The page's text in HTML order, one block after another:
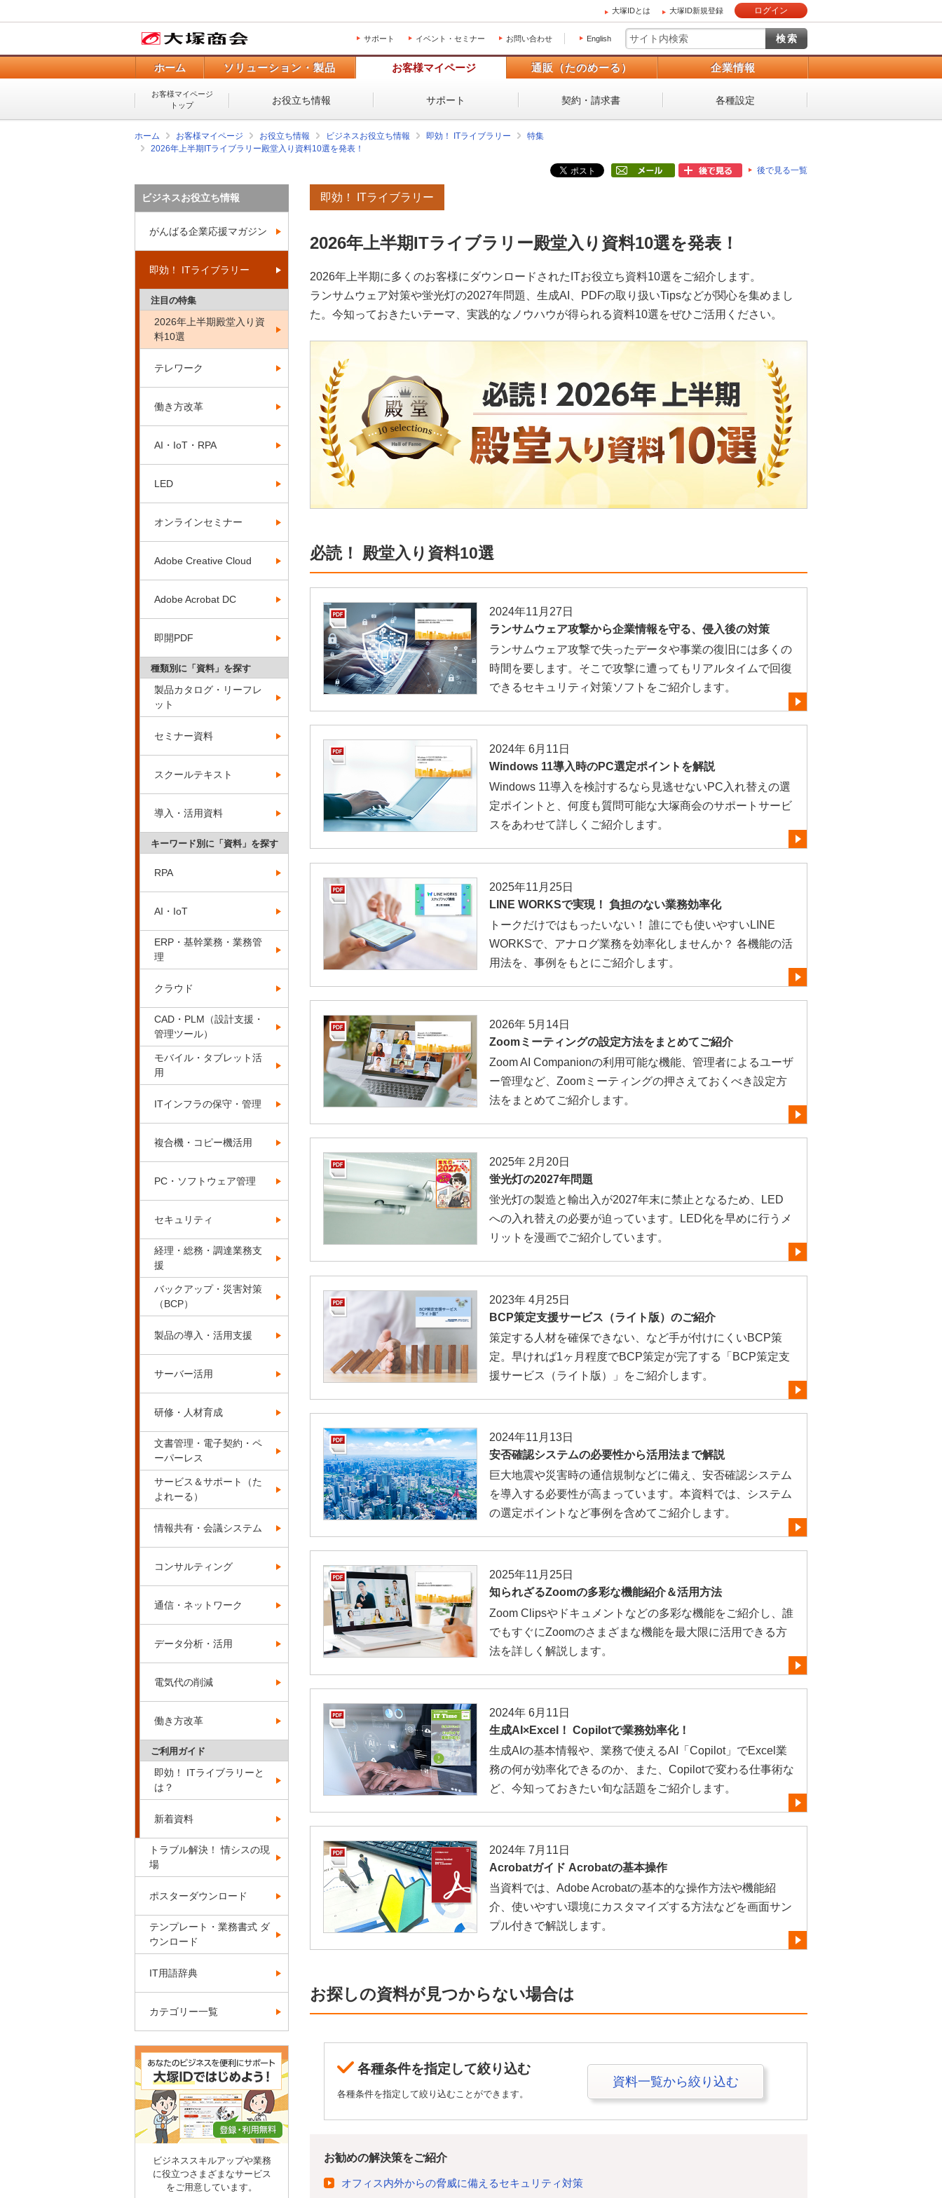
大塚IDとは 大塚ID新規登録 ログイン
サポート イベント・セミナー お問い合わせ English
ホーム ソリューション・製品 お客様マイページ 通販（たのめーる） 企業情報
お客様マイページ
トップ
お役立ち情報 サポート 契約・請求書 各種設定
ホーム お客様マイページ お役立ち情報 ビジネスお役立ち情報 即効！ ITライブラリー
特集
2026年上半期ITライブラリー殿堂入り資料10選を発表！
後で見る一覧
即効！ ITライブラリー
2026年上半期ITライブラリー殿堂入り資料10選を発表！
2026年上半期に多くのお客様にダウンロードされたITお役立ち資料10選をご紹介します。
ランサムウェア対策や蛍光灯の2027年問題、生成AI、PDFの取り扱いTipsなどが関心を集めまし
た。今知っておきたいテーマ、実践的なノウハウが得られる資料10選をぜひご活用ください。
必読！ 殿堂入り資料10選
2024年11月27日
ランサムウェア攻撃から企業情報を守る、侵入後の対策
ランサムウェア攻撃で失ったデータや事業の復旧には多くの
時間を要します。そこで攻撃に遭ってもリアルタイムで回復
できるセキュリティ対策ソフトをご紹介します。
2024年 6月11日
Windows 11導入時のPC選定ポイントを解説
Windows 11導入を検討するなら見逃せないPC入れ替えの選
定ポイントと、何度も質問可能な大塚商会のサポートサービ
スをあわせて詳しくご紹介します。
2025年11月25日
LINE WORKSで実現！ 負担のない業務効率化
トークだけではもったいない！ 誰にでも使いやすいLINE
WORKSで、アナログ業務を効率化しませんか？ 各機能の活
用法を、事例をもとにご紹介します。
2026年 5月14日
Zoomミーティングの設定方法をまとめてご紹介
Zoom AI Companionの利用可能な機能、管理者によるユーザ
ー管理など、Zoomミーティングの押さえておくべき設定方
法をまとめてご紹介します。
2025年 2月20日
蛍光灯の2027年問題
蛍光灯の製造と輸出入が2027年末に禁止となるため、LED
への入れ替えの必要が迫っています。LED化を早めに行うメ
リットを漫画でご紹介しています。
2023年 4月25日
BCP策定支援サービス（ライト版）のご紹介
策定する人材を確保できない、など手が付けにくいBCP策
定。早ければ1ヶ月程度でBCP策定が完了する「BCP策定支
援サービス（ライト版）」をご紹介します。
2024年11月13日
安否確認システムの必要性から活用法まで解説
巨大地震や災害時の通信規制などに備え、安否確認システム
を導入する必要性が高まっています。本資料では、システム
の選定ポイントなど事例を含めてご紹介します。
2025年11月25日
知られざるZoomの多彩な機能紹介＆活用方法
Zoom Clipsやドキュメントなどの多彩な機能をご紹介し、誰
でもすぐにZoomのさまざまな機能を最大限に活用できる方
法を詳しく解説します。
2024年 6月11日
生成AI×Excel！ Copilotで業務効率化！
生成AIの基本情報や、業務で使えるAI「Copilot」でExcel業
務の何が効率化できるのか、また、Copilotで変わる仕事術な
ど、今知っておきたい旬な話題をご紹介します。
2024年 7月11日
Acrobatガイド Acrobatの基本操作
当資料では、Adobe Acrobatの基本的な操作方法や機能紹
介、使いやすい環境にカスタマイズする方法などを画面サン
プル付きで解説します。
お探しの資料が見つからない場合は
各種条件を指定して絞り込む
各種条件を指定して絞り込むことができます。
資料一覧から絞り込む
お勧めの解決策をご紹介
オフィス内外からの脅威に備えるセキュリティ対策
ビジネスお役立ち情報
がんばる企業応援マガジン
即効！ ITライブラリー
注目の特集
2026年上半期殿堂入り資
料10選
テレワーク
働き方改革
AI・IoT・RPA
LED
オンラインセミナー
Adobe Creative Cloud
Adobe Acrobat DC
即開PDF
種類別に「資料」を探す
製品カタログ・リーフレ
ット
セミナー資料
スクールテキスト
導入・活用資料
キーワード別に「資料」を探す
RPA
AI・IoT
ERP・基幹業務・業務管
理
クラウド
CAD・PLM（設計支援・
管理ツール）
モバイル・タブレット活
用
ITインフラの保守・管理
複合機・コピー機活用
PC・ソフトウェア管理
セキュリティ
経理・総務・調達業務支
援
バックアップ・災害対策
（BCP）
製品の導入・活用支援
サーバー活用
研修・人材育成
文書管理・電子契約・ペ
ーパーレス
サービス＆サポート（た
よれーる）
情報共有・会議システム
コンサルティング
通信・ネットワーク
データ分析・活用
電気代の削減
働き方改革
ご利用ガイド
即効！ ITライブラリーと
は？
新着資料
トラブル解決！ 情シスの現
場
ポスターダウンロード
テンプレート・業務書式 ダ
ウンロード
IT用語辞典
カテゴリー一覧
ビジネススキルアップや業務
に役立つさまざまなサービス
をご用意しています。